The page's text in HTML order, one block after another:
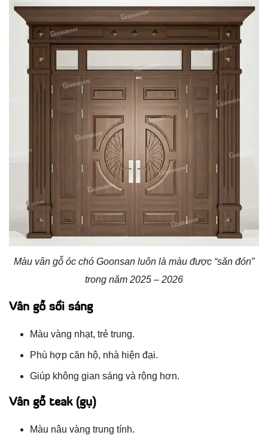
Màu vân gỗ óc chó Goonsan luôn là màu được “săn đón”
trong năm 2025 – 2026
Vân gỗ sồi sáng
Màu vàng nhạt, trẻ trung.
Phù hợp căn hộ, nhà hiện đại.
Giúp không gian sáng và rộng hơn.
Vân gỗ teak (gụ)
Màu nâu vàng trung tính.